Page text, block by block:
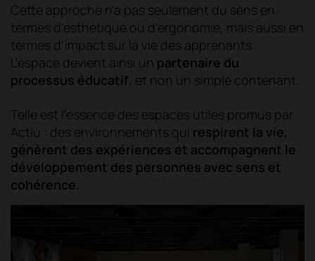
Cette approche n'a pas seulement du sens en
termes d'esthétique ou d'ergonomie, mais aussi en
termes d'impact sur la vie des apprenants.
L'espace devient ainsi un partenaire du
processus éducatif , et non un simple contenant.
Telle est l'essence des espaces utiles promus par
Actiu : des environnements qui respirent la vie,
génèrent des expériences et accompagnent le
développement des personnes avec sens et
cohérence.